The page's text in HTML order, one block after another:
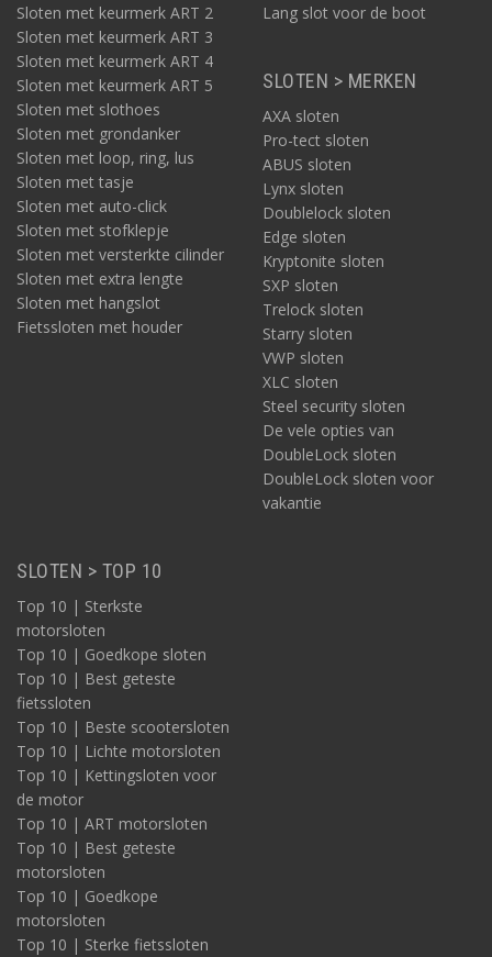
Sloten met keurmerk ART 2
Sloten met keurmerk ART 3
Sloten met keurmerk ART 4
Sloten met keurmerk ART 5
Sloten met slothoes
Sloten met grondanker
Sloten met loop, ring, lus
Sloten met tasje
Sloten met auto-click
Sloten met stofklepje
Sloten met versterkte cilinder
Sloten met extra lengte
Sloten met hangslot
Fietssloten met houder
Lang slot voor de boot
SLOTEN > MERKEN
AXA sloten
Pro-tect sloten
ABUS sloten
Lynx sloten
Doublelock sloten
Edge sloten
Kryptonite sloten
SXP sloten
Trelock sloten
Starry sloten
VWP sloten
XLC sloten
Steel security sloten
De vele opties van
DoubleLock sloten
DoubleLock sloten voor
vakantie
SLOTEN > TOP 10
Top 10 | Sterkste
motorsloten
Top 10 | Goedkope sloten
Top 10 | Best geteste
fietssloten
Top 10 | Beste scootersloten
Top 10 | Lichte motorsloten
Top 10 | Kettingsloten voor
de motor
Top 10 | ART motorsloten
Top 10 | Best geteste
motorsloten
Top 10 | Goedkope
motorsloten
Top 10 | Sterke fietssloten